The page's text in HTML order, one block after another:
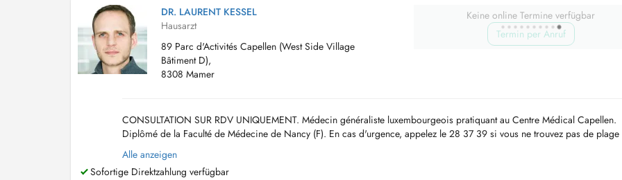
DR. LAURENT KESSEL
Hausarzt
89 Parc d'Activités Capellen (West Side Village
Bâtiment D),
8308 Mamer
Keine online Termine verfügbar
Termin per Anruf
CONSULTATION SUR RDV UNIQUEMENT. Médecin généraliste luxembourgeois pratiquant au Centre Médical Capellen.
Diplômé de la Faculté de Médecine de Nancy (F). En cas d'urgence, appelez le 28 37 39 si vous ne trouvez pas de
qui vous convienne. Tout rendez-vous non honoré ou annulé à moi...
Alle anzeigen
Sofortige Direktzahlung verfügbar